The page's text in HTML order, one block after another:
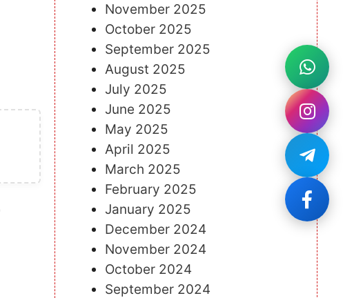
November 2025
October 2025
September 2025
August 2025
July 2025
June 2025
May 2025
April 2025
March 2025
February 2025
January 2025
December 2024
November 2024
October 2024
September 2024